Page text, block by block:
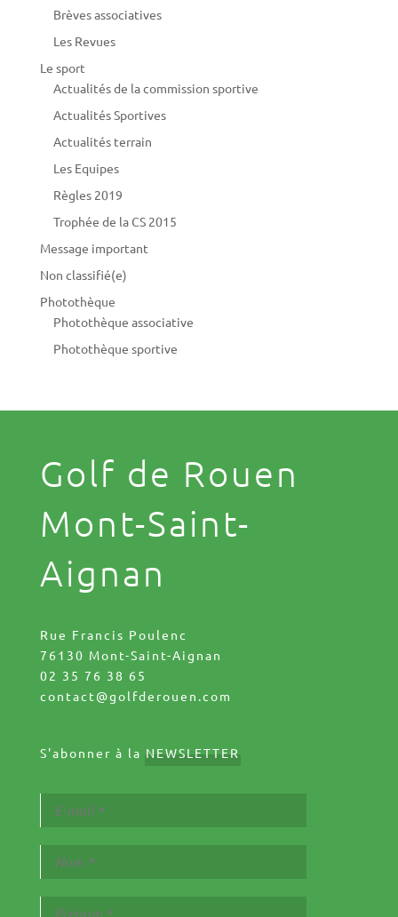
Brèves associatives
Les Revues
Le sport
Actualités de la commission sportive
Actualités Sportives
Actualités terrain
Les Equipes
Règles 2019
Trophée de la CS 2015
Message important
Non classifié(e)
Photothèque
Photothèque associative
Photothèque sportive
Golf de Rouen
Mont-Saint-
Aignan
Rue Francis Poulenc
76130 Mont-Saint-Aignan
02 35 76 38 65
contact@golfderouen.com
S'abonner à la NEWSLETTER